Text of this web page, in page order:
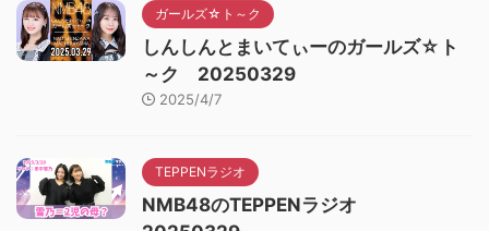
ガールズ☆ト～ク
しんしんとまいてぃーのガールズ☆ト
～ク 20250329
2025/4/7
TEPPENラジオ
NMB48のTEPPENラジオ